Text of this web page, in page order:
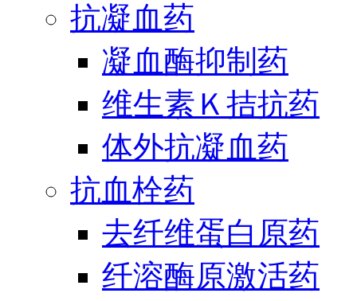
抗凝血药
凝血酶抑制药
维生素Ｋ拮抗药
体外抗凝血药
抗血栓药
去纤维蛋白原药
纤溶酶原激活药